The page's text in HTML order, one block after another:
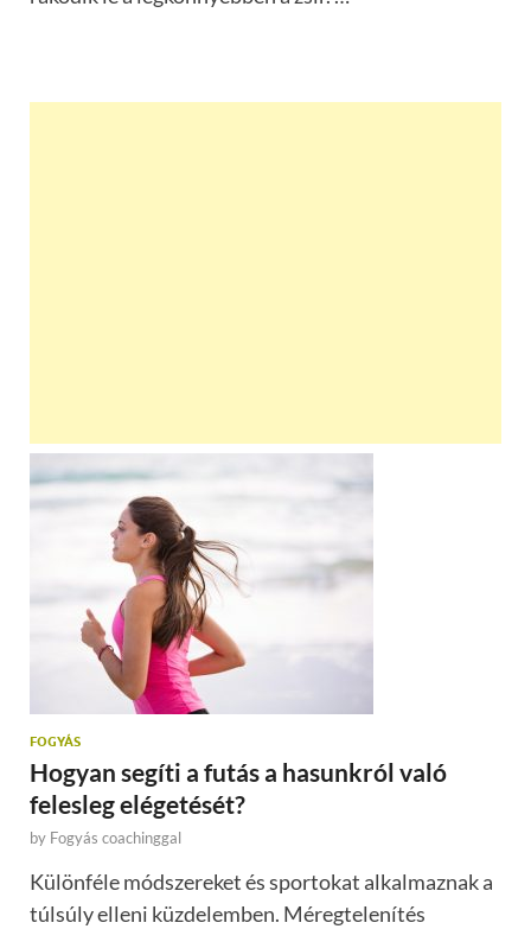
FOGYÁS
Hogyan segíti a futás a hasunkról való
felesleg elégetését?
by Fogyás coachinggal
Különféle módszereket és sportokat alkalmaznak a
túlsúly elleni küzdelemben. Méregtelenítés